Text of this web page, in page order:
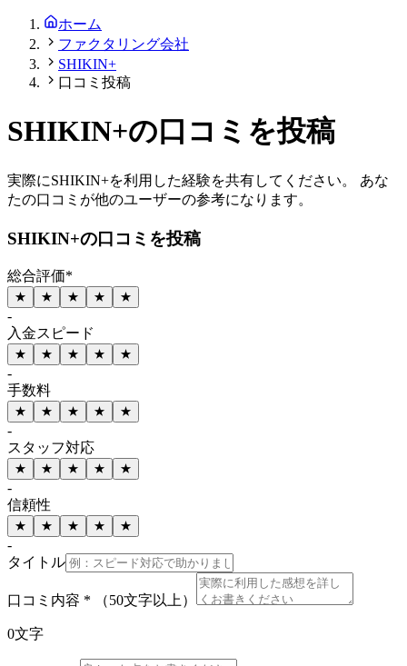
ホーム
ファクタリング会社
SHIKIN+
口コミ投稿
SHIKIN+の口コミを投稿
実際にSHIKIN+を利用した経験を共有してください。 あな
たの口コミが他のユーザーの参考になります。
SHIKIN+の口コミを投稿
総合評価*
★ ★ ★ ★ ★
-
入金スピード
★ ★ ★ ★ ★
-
手数料
★ ★ ★ ★ ★
-
スタッフ対応
★ ★ ★ ★ ★
-
信頼性
★ ★ ★ ★ ★
-
タイトル
口コミ内容 * （50文字以上）
0文字